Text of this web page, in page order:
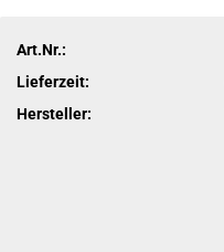
Art.Nr.:
Lieferzeit:
Hersteller: